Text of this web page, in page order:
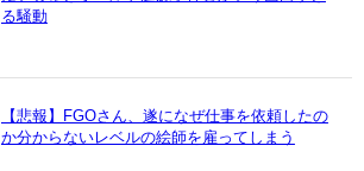
る騒動
【悲報】FGOさん、遂になぜ仕事を依頼したの
か分からないレベルの絵師を雇ってしまう